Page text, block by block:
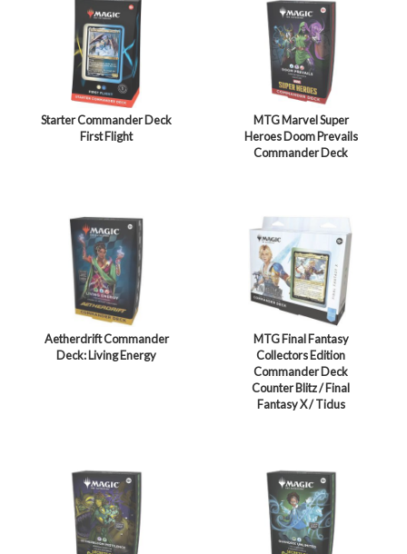
Starter Commander Deck
First Flight
MTG Marvel Super
Heroes Doom Prevails
Commander Deck
Aetherdrift Commander
Deck: Living Energy
MTG Final Fantasy
Collectors Edition
Commander Deck
Counter Blitz / Final
Fantasy X / Tidus